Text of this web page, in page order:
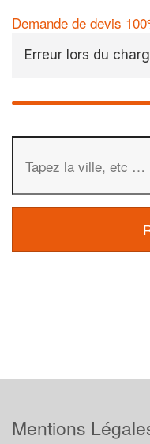
Demande de devis
Erreur lors du
Mentions